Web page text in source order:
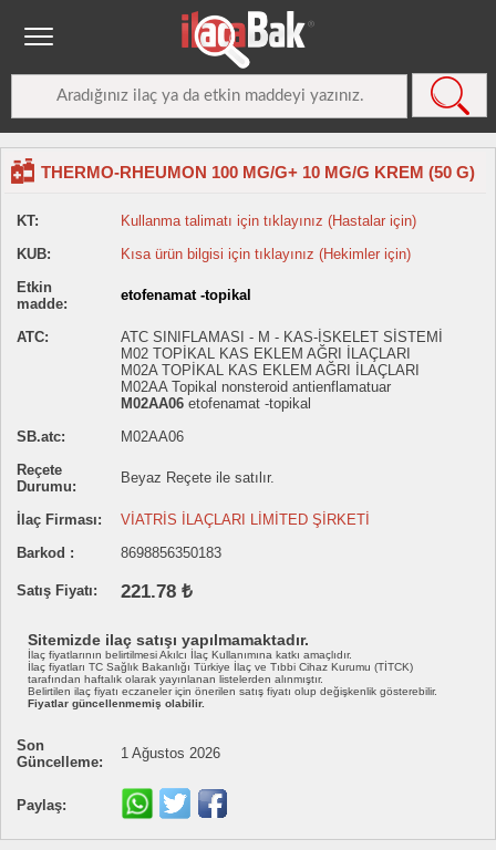
THERMO-RHEUMON 100 MG/G+ 10 MG/G KREM (50 G)
KT:
Kullanma talimatı için tıklayınız (Hastalar için)
KUB:
Kısa ürün bilgisi için tıklayınız (Hekimler için)
Etkin
madde:
etofenamat -topikal
ATC:
ATC SINIFLAMASI - M - KAS-İSKELET SİSTEMİ
M02 TOPİKAL KAS EKLEM AĞRI İLAÇLARI
M02A TOPİKAL KAS EKLEM AĞRI İLAÇLARI
M02AA Topikal nonsteroid antienflamatuar
M02AA06 etofenamat -topikal
SB.atc:
M02AA06
Reçete
Durumu:
Beyaz Reçete ile satılır.
İlaç Firması:
VİATRİS İLAÇLARI LİMİTED ŞİRKETİ
Barkod :
8698856350183
Satış Fiyatı: 221.78 ₺
Sitemizde ilaç satışı yapılmamaktadır.
İlaç fiyatlarının belirtilmesi Akılcı İlaç Kullanımına katkı amaçlıdır.
İlaç fiyatları TC Sağlık Bakanlığı Türkiye İlaç ve Tıbbi Cihaz Kurumu (TİTCK)
tarafından haftalık olarak yayınlanan listelerden alınmıştır.
Belirtilen ilaç fiyatı eczaneler için önerilen satış fiyatı olup değişkenlik gösterebilir.
Fiyatlar güncellenmemiş olabilir.
Son
Güncelleme:
1 Ağustos 2026
Paylaş: